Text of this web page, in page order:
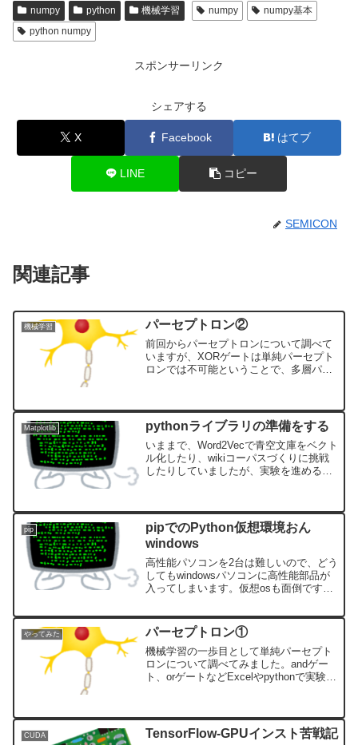
numpy python 機械学習 numpy
numpy基本
python numpy
スポンサーリンク
シェアする
X Facebook はてブ
LINE コピー
SEMICON
関連記事
機械学習 パーセプトロン②
前回からパーセプトロンについて調べて
いますが、XORゲートは単純パーセプト
ロンでは不可能ということで、多層パー
Matplotlib pythonライブラリの準備をする
いままで、Word2Vecで青空文庫をベクト
ル化したり、wikiコーパスづくりに挑戦
したりしていましたが、実験を進めるた
pip
pipでのPython仮想環境おん
windows
高性能パソコンを2台は難しいので、どう
してもwindowsパソコンに高性能部品が
入ってしまいます。仮想osも面倒です
をつくりたい！でもAnacondaはそんなに
使わない。といったわけで、pipで環境作
りをしてみました。
やってみた パーセプトロン①
機械学習の一歩目として単純パーセプト
ロンについて調べてみました。andゲー
ト、orゲートなどExcelやpythonで実験し
CUDA TensorFlow-GPUインスト苦戦記